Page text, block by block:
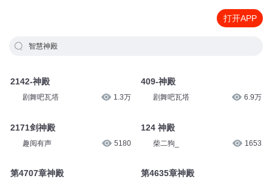
打开APP
智慧神殿
2142-神殿
剧舞吧瓦塔 1.3万
2171剑神殿
趣阅有声 5180
第4707章神殿
409-神殿
剧舞吧瓦塔 6.9万
124 神殿
柴二狗_ 1653
第4635章神殿